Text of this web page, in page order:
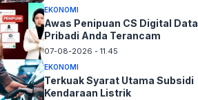
EKONOMI
Awas Penipuan CS Digital Data
Pribadi Anda Terancam
07-08-2026 - 11.45
EKONOMI
Terkuak Syarat Utama Subsidi
Kendaraan Listrik